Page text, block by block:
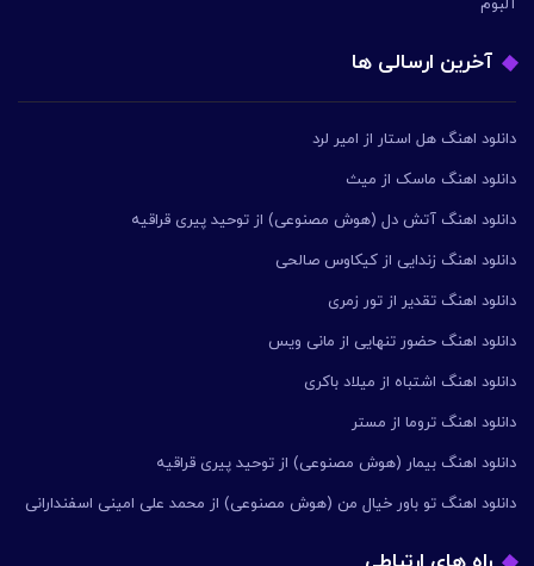
آلبوم
آخرین ارسالی ها
دانلود اهنگ هل استار از امیر لرد
دانلود اهنگ ماسک از میث
دانلود اهنگ آتش دل (هوش مصنوعی) از توحید پیری قراقیه
دانلود اهنگ زندایی از کیکاوس صالحی
دانلود اهنگ تقدیر از تور زمری
دانلود اهنگ حضور تنهایی از مانی ویس
دانلود اهنگ اشتباه از میلاد باکری
دانلود اهنگ تروما از مستر
دانلود اهنگ بیمار (هوش مصنوعی) از توحید پیری قراقیه
دانلود اهنگ تو باور خیال من (هوش مصنوعی) از محمد علی امینی اسفندارانی